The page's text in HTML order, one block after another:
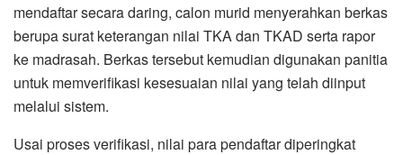
mendaftar secara daring, calon murid menyerahkan berkas
berupa surat keterangan nilai TKA dan TKAD serta rapor
ke madrasah. Berkas tersebut kemudian digunakan panitia
untuk memverifikasi kesesuaian nilai yang telah diinput
melalui sistem.
Usai proses verifikasi, nilai para pendaftar diperingkat